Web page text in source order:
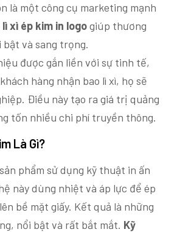
là một công cụ marketing mạnh
lì xì ép kim in logogiúp thương
và sang trọng.
được gắn liền với sự tinh tế,
hàng nhận bao lì xì, họ sẽ
Điều này tạo ra giá trị quảng
tốn nhiều chi phí truyền thông.
Là Gì?
phẩm sử dụng kỹ thuật in ấn
này dùng nhiệt và áp lực để ép
bề mặt giấy. Kết quả là những
nổi bật và rất bắt mắt. Kỹ